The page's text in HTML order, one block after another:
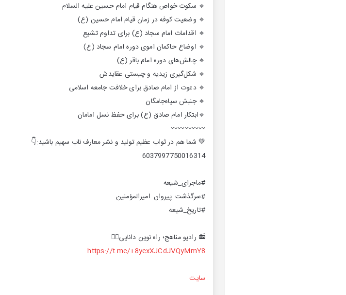
🔹 سکوت خواص هنگام قیام امام حسین علیه السلام
🔹 وضعیت کوفه در زمان قیام امام حسین (ع)
🔹 اقدامات امام سجاد (ع) برای تداوم تشیع
🔹 اوضاع حاکمان اموی دوره امام سجاد (ع)
🔹 چالش‌های دوره امام باقر (ع)
🔹 شکل‌گیری زیدیه و چیستی عقایدش
🔹 دعوت از امام صادق برای خلافت جامعه اسلامی
🔹 جنبش سیاه‌جامگان
🔹ابتکار امام صادق (ع) برای حفظ نسل امامان
〰️〰️〰️〰️〰️
💚 شما هم در ثواب عظیم تولید و نشر معارف ناب سهیم باشید:👇
6037997750016314
#ماجرای_شیعه
#سرگذشت_پیروان_امیرالمؤمنین
#تاریخ_شیعه
📻 رادیو مناهج؛ راه نوین دانایی👇🏻
https://t.me/+8yexXJCdJVQyMmY8
سایت